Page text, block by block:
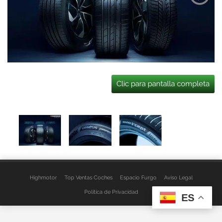
Clic para pantalla completa
Highmotor Top Ventas Coches Espacio Furgo Aviso Legal
Política de Privacidad
ES